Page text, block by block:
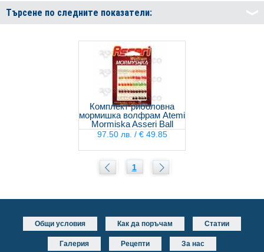
Търсене по следните показатели:
Комплект риболовна
мормишка волфрам Atemi
Mormiska Asseri Ball
97.50 лв. / € 49.85
1
Общи условия Как да поръчам Статии
Галерия Рецепти За нас